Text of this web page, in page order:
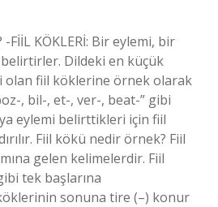
-FİİL KÖKLERİ: Bir eylemi, bir
Dildeki en küçük
olan fiil köklerine örnek olarak
, bil-, et-, ver-, beat-” gibi
eylemi belirttikleri için fiil
Fiil kökü nedir örnek? Fiil
gelen kelimelerdir. Fiil
tek başlarına
sonuna tire (–) konur